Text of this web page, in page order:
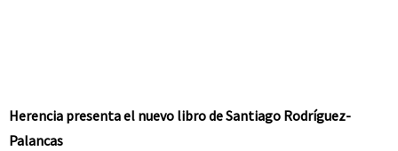
Herencia presenta el nuevo libro de Santiago Rodríguez-
Palancas